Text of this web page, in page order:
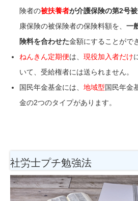
険者の被扶養者が介護保険の第2号
康保険の被保険者の保険料額を、一
険料を合わせた金額にすることがで
ねんきん定期便は、現役加入者だけ
いて、受給権者には送られません。
国民年金基金には、地域型国民年金
金の2つのタイプがあります。
社労士プチ勉強法